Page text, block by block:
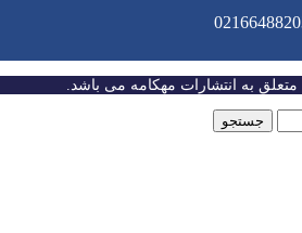
به انتشارات مهکامه می باشد.
جستجو